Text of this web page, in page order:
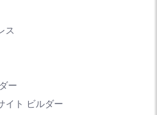
ス
ー
イト ビルダー